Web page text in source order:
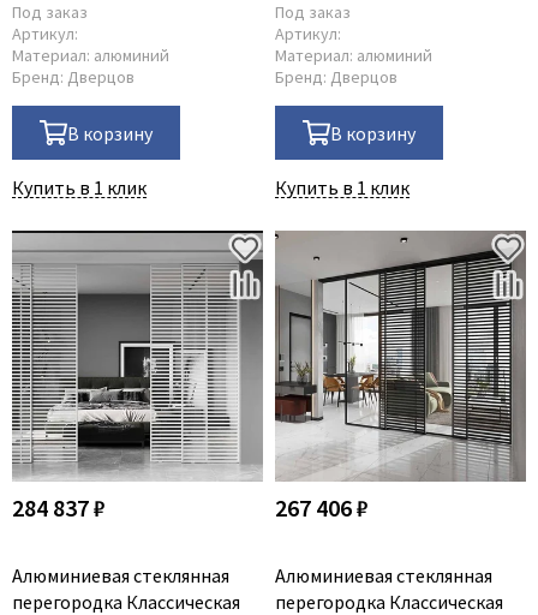
Под заказ
Артикул:
Материал: алюминий
Бренд: Дверцов
В корзину
Купить в 1 клик
Под заказ
Артикул:
Материал: алюминий
Бренд: Дверцов
В корзину
Купить в 1 клик
284 837 ₽
Алюминиевая стеклянная
перегородка Классическая
267 406 ₽
Алюминиевая стеклянная
перегородка Классическая